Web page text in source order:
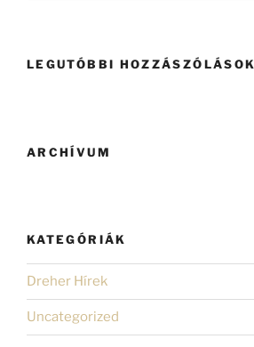
LEGUTÓBBI HOZZÁSZÓLÁSOK
ARCHÍVUM
KATEGÓRIÁK
Dreher Hírek
Uncategorized